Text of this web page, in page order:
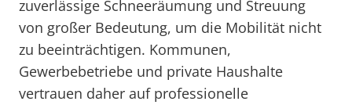
zuverlässige Schneeräumung und Streuung
von großer Bedeutung, um die Mobilität nicht
zu beeinträchtigen. Kommunen,
Gewerbebetriebe und private Haushalte
vertrauen daher auf professionelle